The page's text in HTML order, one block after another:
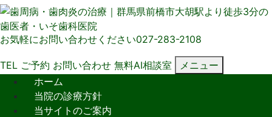
お気軽にお問い合わせください027-283-2108
TEL ご予約 お問い合わせ 無料AI相談室
メニュー
ホーム
当院の診療方針
当サイトのご案内